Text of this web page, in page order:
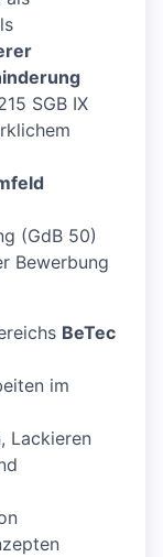
SGB IX
(GdB 50)
Bewerbung
BeTec
im
Lackieren